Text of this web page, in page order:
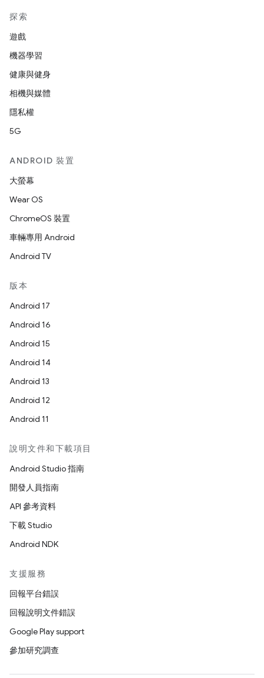
探索
遊戲
機器學習
健康與健身
相機與媒體
隱私權
5G
ANDROID 裝置
大螢幕
Wear OS
ChromeOS 裝置
車輛專用 Android
Android TV
版本
Android 17
Android 16
Android 15
Android 14
Android 13
Android 12
Android 11
說明文件和下載項目
Android Studio 指南
開發人員指南
API 參考資料
下載 Studio
Android NDK
支援服務
回報平台錯誤
回報說明文件錯誤
Google Play support
參加研究調查